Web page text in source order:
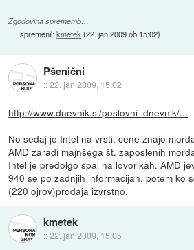
Zgodovina sprememb…
spremenil:kmetek (22. jan 2009 ob 15:02)
Pšenični
::22. jan 2009, 15:02
http://www.dnevnik.si/poslovni_dnevnik/...
No sedaj je Intel na vrsti, cene znajo
AMD zaradi majnšega št. zaposlenih
Intel je predolgo spal na lovorikah. AMD
940 se po zadnjih informacijah, potem ko
(220 ojrov)prodaja izvrstno.
kmetek
::22. jan 2009, 15:05